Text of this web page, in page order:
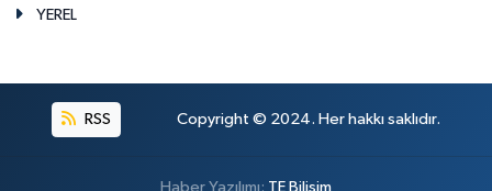
YEREL
RSS Copyright © 2024. Her hakkı saklıdır.
Haber Yazılımı: TE Bilişim